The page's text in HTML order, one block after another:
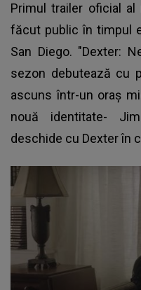
Primul trailer oficial
făcut public în timpul
San Diego. "Dexter:
sezon debutează cu
ascuns într-un oraș
nouă identitate-
deschide cu Dexter în